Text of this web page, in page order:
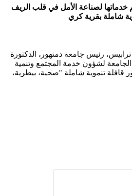
خدماتها لصناعة الأمل في قلب الريف
شاملة بقرية كري
رئيس جامعة دمنهور، الدكتورة
الجامعة لشؤون خدمة المجتمع وتنمية
قافلة تنموية شاملة "صحية، بيطرية،